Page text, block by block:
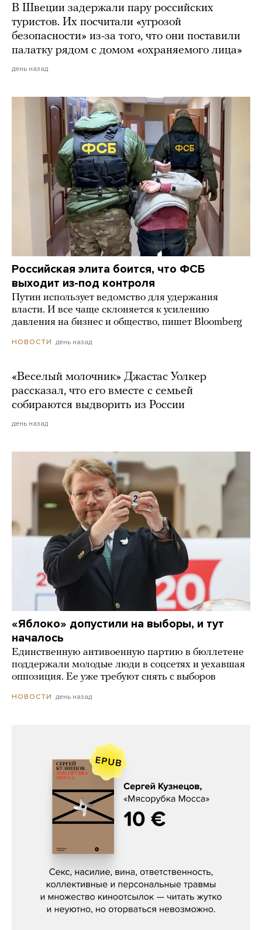
В Швеции задержали пару российских
туристов. Их посчитали «угрозой
безопасности» из-за того, что они поставили
палатку рядом с домом «охраняемого лица»
день назад
Российская элита боится, что ФСБ
выходит из-под контроля
Путин использует ведомство для удержания
власти. И все чаще склоняется к усилению
давления на бизнес и общество, пишет Bloomberg
НОВОСТИ день назад
«Веселый молочник» Джастас Уолкер
рассказал, что его вместе с семьей
собираются выдворить из России
день назад
«Яблоко» допустили на выборы, и тут
началось
Единственную антивоенную партию в бюллетене
поддержали молодые люди в соцсетях и уехавшая
оппозиция. Ее уже требуют снять с выборов
НОВОСТИ день назад
Сергей Кузнецов, «Мясорубка